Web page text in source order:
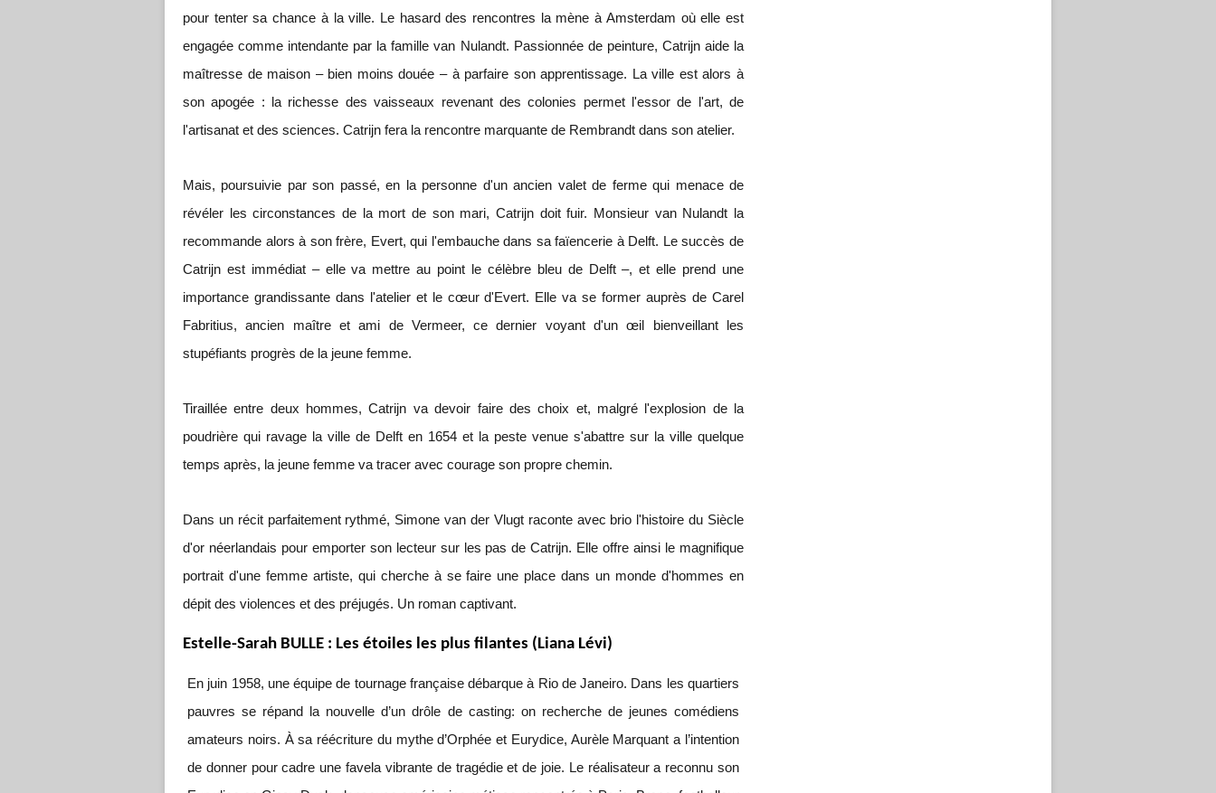
pour tenter sa chance à la ville. Le hasard des rencontres la mène à Amsterdam où elle est
engagée comme intendante par la famille van Nulandt. Passionnée de peinture, Catrijn aide la
maîtresse de maison – bien moins douée – à parfaire son apprentissage. La ville est alors à
son apogée : la richesse des vaisseaux revenant des colonies permet l'essor de l'art, de
l'artisanat et des sciences. Catrijn fera la rencontre marquante de Rembrandt dans son atelier.
Mais, poursuivie par son passé, en la personne d'un ancien valet de ferme qui menace de
révéler les circonstances de la mort de son mari, Catrijn doit fuir. Monsieur van Nulandt la
recommande alors à son frère, Evert, qui l'embauche dans sa faïencerie à Delft. Le succès de
Catrijn est immédiat – elle va mettre au point le célèbre bleu de Delft –, et elle prend une
importance grandissante dans l'atelier et le cœur d'Evert. Elle va se former auprès de Carel
Fabritius, ancien maître et ami de Vermeer, ce dernier voyant d'un œil bienveillant les
stupéfiants progrès de la jeune femme.
Tiraillée entre deux hommes, Catrijn va devoir faire des choix et, malgré l'explosion de la
poudrière qui ravage la ville de Delft en 1654 et la peste venue s'abattre sur la ville quelque
temps après, la jeune femme va tracer avec courage son propre chemin.
Dans un récit parfaitement rythmé, Simone van der Vlugt raconte avec brio l'histoire du Siècle
d'or néerlandais pour emporter son lecteur sur les pas de Catrijn. Elle offre ainsi le magnifique
portrait d'une femme artiste, qui cherche à se faire une place dans un monde d'hommes en
dépit des violences et des préjugés. Un roman captivant.
Estelle-Sarah BULLE : Les étoiles les plus filantes (Liana Lévi)
En juin 1958, une équipe de tournage française débarque à Rio de Janeiro. Dans les quartiers
pauvres se répand la nouvelle d’un drôle de casting: on recherche de jeunes comédiens
amateurs noirs. À sa réécriture du mythe d’Orphée et Eurydice, Aurèle Marquant a l’intention
de donner pour cadre une favela vibrante de tragédie et de joie. Le réalisateur a reconnu son